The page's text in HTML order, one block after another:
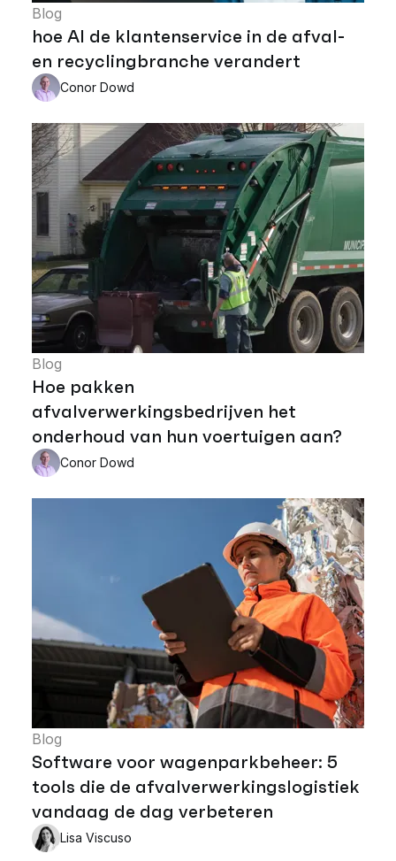
Blog
hoe AI de klantenservice in de afval-
en recyclingbranche verandert
Conor Dowd
Blog
Hoe pakken
afvalverwerkingsbedrijven het
onderhoud van hun voertuigen aan?
Conor Dowd
Blog
Software voor wagenparkbeheer: 5
tools die de afvalverwerkingslogistiek
vandaag de dag verbeteren
Lisa Viscuso